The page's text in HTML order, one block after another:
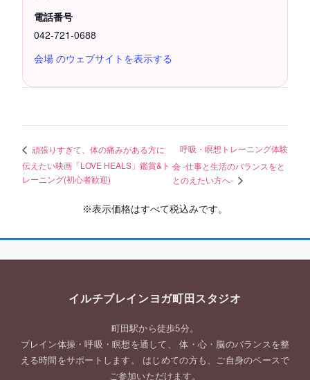
電話番号
042-721-0688
会場 のウェブサイトを表示する
頑張りすぎて、体の痛みがある方に
伝えたい映画「LOVE HEALS」鑑賞&ト
レーニング(初心者歓迎)
呼吸・瞑想トレーニング体験
会 -仕事と生活のバランスをと
とのえたい方へ-
※表示価格はすべて税込みです。
イルチブレインヨガ町田スタジオ
町田駅から徒歩5分。
ブレイン体操・呼吸・瞑想を通して、 体・心・脳のバランスを整
える時間をサポートします。 はじめての方も、ご自身のペースで
ご参加いただけます。